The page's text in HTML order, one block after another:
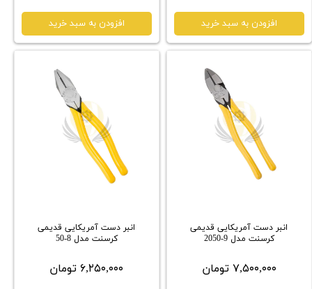
افزودن به سبد خرید افزودن به سبد خرید
انبر دست آمریکایی قدیمی
کرسنت مدل 9-2050
۷,۵۰۰,۰۰۰ تومان
انبر دست آمریکایی قدیمی
کرسنت مدل 8-50
۶,۲۵۰,۰۰۰ تومان